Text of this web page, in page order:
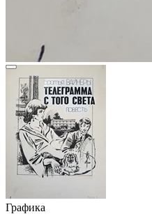
Графика